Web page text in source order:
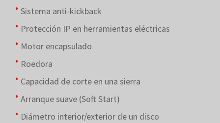
Sistema anti-kickback
Protección IP en herramientas eléctricas
Motor encapsulado
Roedora
Capacidad de corte en una sierra
Arranque suave (Soft Start)
Diámetro interior/exterior de un disco